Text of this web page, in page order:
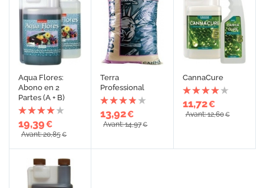
Aqua Flores:
Abono en 2
Partes (A + B)
19,39€
Avant: 20,85€
Terra
Professional
13,92€
Avant: 14,97€
CannaCure
11,72€
Avant: 12,60€